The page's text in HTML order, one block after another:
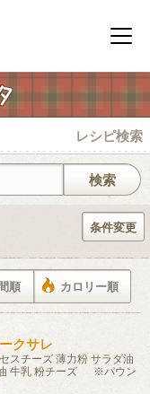
メニ
レシピ検索
条件変更
順 カロリー順
クサレ
スチーズ 薄力粉 サラダ油
油 牛乳 粉チーズ ※パウン